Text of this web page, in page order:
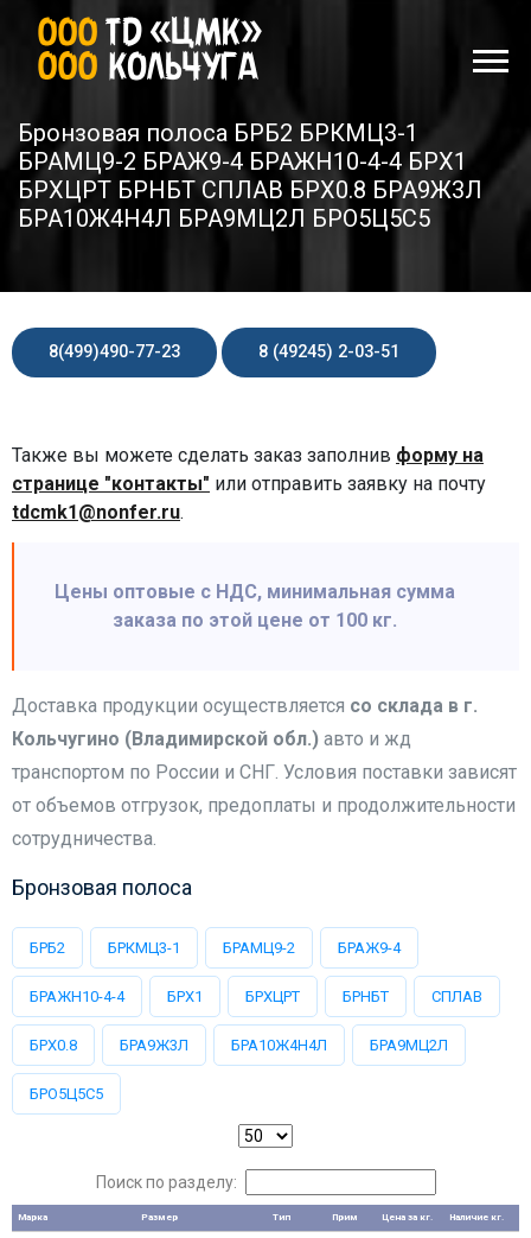
Бронзовая полоса БРБ2 БРКМЦ3-1
БРАМЦ9-2 БРАЖ9-4 БРАЖН10-4-4 БРХ1
БРХЦРТ БРНБТ СПЛАВ БРХ0.8 БРА9Ж3Л
БРА10Ж4Н4Л БРА9МЦ2Л БРО5Ц5С5
8(499)490-77-23 8 (49245) 2-03-51
Также вы можете сделать заказ заполнив форму на
странице "контакты" или отправить заявку на почту
tdcmk1@nonfer.ru.
Цены оптовые с НДС, минимальная сумма
заказа по этой цене от 100 кг.
Доставка продукции осуществляется со склада в г.
Кольчугино (Владимирской обл.) авто и жд
транспортом по России и СНГ. Условия поставки зависят
от объемов отгрузок, предоплаты и продолжительности
сотрудничества.
Бронзовая полоса
БРБ2 БРКМЦ3-1 БРАМЦ9-2 БРАЖ9-4
БРАЖН10-4-4 БРХ1 БРХЦРТ БРНБТ СПЛАВ
БРХ0.8 БРА9Ж3Л БРА10Ж4Н4Л БРА9МЦ2Л
БРО5Ц5С5
Поиск по разделу:
Марка Размер Тип Прим Цена за кг. Наличие кг.